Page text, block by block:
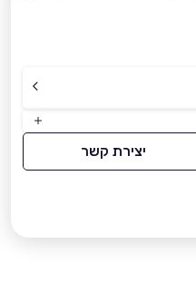
יצירת קשר